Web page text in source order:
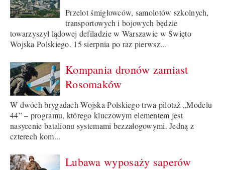
Przelot śmigłowców, samolotów szkolnych,
transportowych i bojowych będzie
towarzyszył lądowej defiladzie w Warszawie w Święto
Wojska Polskiego. 15 sierpnia po raz pierwsz...
Kompania dronów zamiast
Rosomaków
W dwóch brygadach Wojska Polskiego trwa pilotaż „Modelu
44” – programu, którego kluczowym elementem jest
nasycenie batalionu systemami bezzałogowymi. Jedną z
czterech kom...
Lubawa wyposaży saperów